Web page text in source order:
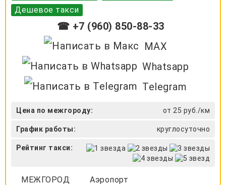
Дешевое такси
☎ +7 (960) 850-88-33
MAX
Whatsapp
Telegram
Цена по межгороду: от 25 руб./км
График работы: круглосуточно
Рейтинг такси:
МЕЖГОРОД Аэропорт